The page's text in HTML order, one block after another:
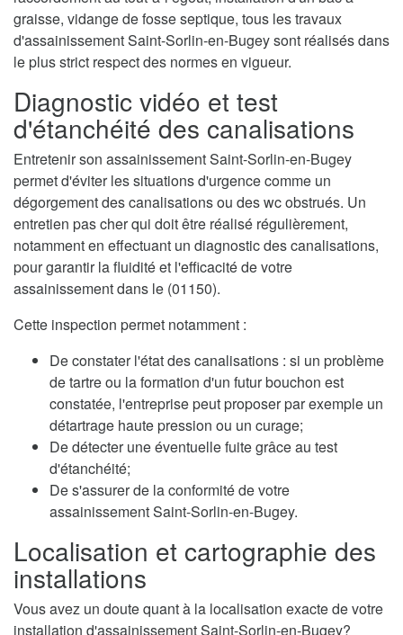
graisse, vidange de fosse septique, tous les travaux
d'assainissement Saint-Sorlin-en-Bugey sont réalisés dans
le plus strict respect des normes en vigueur.
Diagnostic vidéo et test
d'étanchéité des canalisations
Entretenir son assainissement Saint-Sorlin-en-Bugey
permet d'éviter les situations d'urgence comme un
dégorgement des canalisations ou des wc obstrués. Un
entretien pas cher qui doit être réalisé régulièrement,
notamment en effectuant un diagnostic des canalisations,
pour garantir la fluidité et l'efficacité de votre
assainissement dans le (01150).
Cette inspection permet notamment :
De constater l'état des canalisations : si un problème
de tartre ou la formation d'un futur bouchon est
constatée, l'entreprise peut proposer par exemple un
détartrage haute pression ou un curage;
De détecter une éventuelle fuite grâce au test
d'étanchéité;
De s'assurer de la conformité de votre
assainissement Saint-Sorlin-en-Bugey.
Localisation et cartographie des
installations
Vous avez un doute quant à la localisation exacte de votre
installation d'assainissement Saint-Sorlin-en-Bugey?